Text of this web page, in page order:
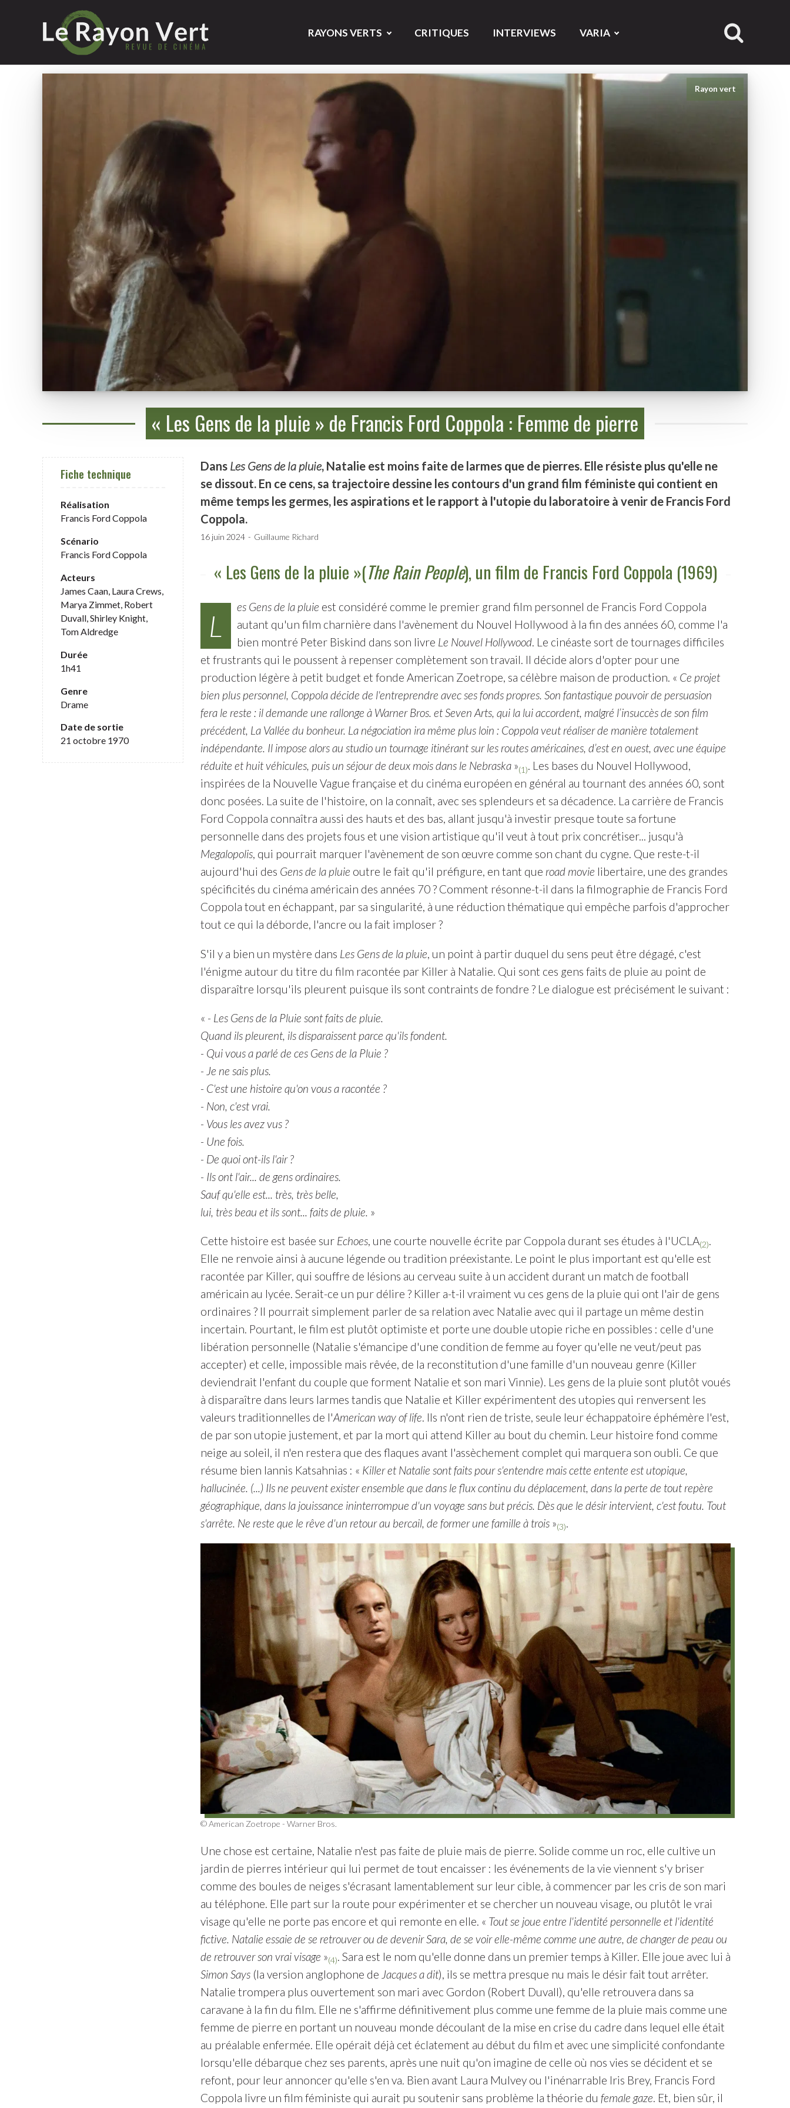
RAYONS VERTS CRITIQUES INTERVIEWS VARIA
Rayon vert
« Les Gens de la pluie » de Francis Ford Coppola : Femme de pierre
Fiche technique
Réalisation
Francis Ford Coppola
Scénario
Francis Ford Coppola
Acteurs
James Caan, Laura Crews,
Marya Zimmet, Robert
Duvall, Shirley Knight,
Tom Aldredge
Durée
1h41
Genre
Drame
Date de sortie
21 octobre 1970
Dans Les Gens de la pluie, Natalie est moins faite de larmes que de pierres. Elle résiste plus qu'elle ne
se dissout. En ce cens, sa trajectoire dessine les contours d'un grand film féministe qui contient en
même temps les germes, les aspirations et le rapport à l'utopie du laboratoire à venir de Francis Ford
Coppola.
16 juin 2024 Guillaume Richard
« Les Gens de la pluie »(The Rain People), un film de Francis Ford Coppola (1969)
L
es Gens de la pluie est considéré comme le premier grand film personnel de Francis Ford Coppola
autant qu'un film charnière dans l'avènement du Nouvel Hollywood à la fin des années 60, comme l'a
bien montré Peter Biskind dans son livre Le Nouvel Hollywood. Le cinéaste sort de tournages difficiles
et frustrants qui le poussent à repenser complètement son travail. Il décide alors d'opter pour une
production légère à petit budget et fonde American Zoetrope, sa célèbre maison de production. « Ce projet
bien plus personnel, Coppola décide de l'entreprendre avec ses fonds propres. Son fantastique pouvoir de persuasion
fera le reste : il demande une rallonge à Warner Bros. et Seven Arts, qui la lui accordent, malgré l’insuccès de son film
précédent, La Vallée du bonheur. La négociation ira même plus loin : Coppola veut réaliser de manière totalement
indépendante. Il impose alors au studio un tournage itinérant sur les routes américaines, d’est en ouest, avec une équipe
réduite et huit véhicules, puis un séjour de deux mois dans le Nebraska»(1). Les bases du Nouvel Hollywood,
inspirées de la Nouvelle Vague française et du cinéma européen en général au tournant des années 60, sont
donc posées. La suite de l'histoire, on la connaît, avec ses splendeurs et sa décadence. La carrière de Francis
Ford Coppola connaîtra aussi des hauts et des bas, allant jusqu'à investir presque toute sa fortune
personnelle dans des projets fous et une vision artistique qu'il veut à tout prix concrétiser... jusqu'à
Megalopolis, qui pourrait marquer l'avènement de son œuvre comme son chant du cygne. Que reste-t-il
aujourd'hui des Gens de la pluie outre le fait qu'il préfigure, en tant que road movie libertaire, une des grandes
spécificités du cinéma américain des années 70 ? Comment résonne-t-il dans la filmographie de Francis Ford
Coppola tout en échappant, par sa singularité, à une réduction thématique qui empêche parfois d'approcher
tout ce qui la déborde, l'ancre ou la fait imploser ?
S'il y a bien un mystère dans Les Gens de la pluie, un point à partir duquel du sens peut être dégagé, c'est
l'énigme autour du titre du film racontée par Killer à Natalie. Qui sont ces gens faits de pluie au point de
disparaître lorsqu'ils pleurent puisque ils sont contraints de fondre ? Le dialogue est précisément le suivant :
« - Les Gens de la Pluie sont faits de pluie.
Quand ils pleurent, ils disparaissent parce qu'ils fondent.
- Qui vous a parlé de ces Gens de la Pluie ?
- Je ne sais plus.
- C'est une histoire qu'on vous a racontée ?
- Non, c'est vrai.
- Vous les avez vus ?
- Une fois.
- De quoi ont-ils l'air ?
- Ils ont l'air... de gens ordinaires.
Sauf qu'elle est... très, très belle,
lui, très beau et ils sont... faits de pluie. »
Cette histoire est basée sur Echoes, une courte nouvelle écrite par Coppola durant ses études à l'UCLA(2).
Elle ne renvoie ainsi à aucune légende ou tradition préexistante. Le point le plus important est qu'elle est
racontée par Killer, qui souffre de lésions au cerveau suite à un accident durant un match de football
américain au lycée. Serait-ce un pur délire ? Killer a-t-il vraiment vu ces gens de la pluie qui ont l'air de gens
ordinaires ? Il pourrait simplement parler de sa relation avec Natalie avec qui il partage un même destin
incertain. Pourtant, le film est plutôt optimiste et porte une double utopie riche en possibles : celle d'une
libération personnelle (Natalie s'émancipe d'une condition de femme au foyer qu'elle ne veut/peut pas
accepter) et celle, impossible mais rêvée, de la reconstitution d'une famille d'un nouveau genre (Killer
deviendrait l'enfant du couple que forment Natalie et son mari Vinnie). Les gens de la pluie sont plutôt voués
à disparaître dans leurs larmes tandis que Natalie et Killer expérimentent des utopies qui renversent les
valeurs traditionnelles de l'American way of life. Ils n'ont rien de triste, seule leur échappatoire éphémère l'est,
de par son utopie justement, et par la mort qui attend Killer au bout du chemin. Leur histoire fond comme
neige au soleil, il n'en restera que des flaques avant l'assèchement complet qui marquera son oubli. Ce que
résume bien Iannis Katsahnias : « Killer et Natalie sont faits pour s'entendre mais cette entente est utopique,
hallucinée. (...) Ils ne peuvent exister ensemble que dans le flux continu du déplacement, dans la perte de tout repère
géographique, dans la jouissance ininterrompue d'un voyage sans but précis. Dès que le désir intervient, c'est foutu. Tout
s'arrête. Ne reste que le rêve d'un retour au bercail, de former une famille à trois»(3).
© American Zoetrope - Warner Bros.
Une chose est certaine, Natalie n'est pas faite de pluie mais de pierre. Solide comme un roc, elle cultive un
jardin de pierres intérieur qui lui permet de tout encaisser : les événements de la vie viennent s'y briser
comme des boules de neiges s'écrasant lamentablement sur leur cible, à commencer par les cris de son mari
au téléphone. Elle part sur la route pour expérimenter et se chercher un nouveau visage, ou plutôt le vrai
visage qu'elle ne porte pas encore et qui remonte en elle. « Tout se joue entre l'identité personnelle et l'identité
fictive. Natalie essaie de se retrouver ou de devenir Sara, de se voir elle-même comme une autre, de changer de peau ou
de retrouver son vrai visage »(4). Sara est le nom qu'elle donne dans un premier temps à Killer. Elle joue avec lui à
Simon Says(la version anglophone de Jacques a dit), ils se mettra presque nu mais le désir fait tout arrêter.
Natalie trompera plus ouvertement son mari avec Gordon (Robert Duvall), qu'elle retrouvera dans sa
caravane à la fin du film. Elle ne s'affirme définitivement plus comme une femme de la pluie mais comme une
femme de pierre en portant un nouveau monde découlant de la mise en crise du cadre dans lequel elle était
au préalable enfermée. Elle opérait déjà cet éclatement au début du film et avec une simplicité confondante
lorsqu'elle débarque chez ses parents, après une nuit qu'on imagine de celle où nos vies se décident et se
refont, pour leur annoncer qu'elle s'en va. Bien avant Laura Mulvey ou l'inénarrable Iris Brey, Francis Ford
Coppola livre un film féministe qui aurait pu soutenir sans problème la théorie du female gaze. Et, bien sûr, il